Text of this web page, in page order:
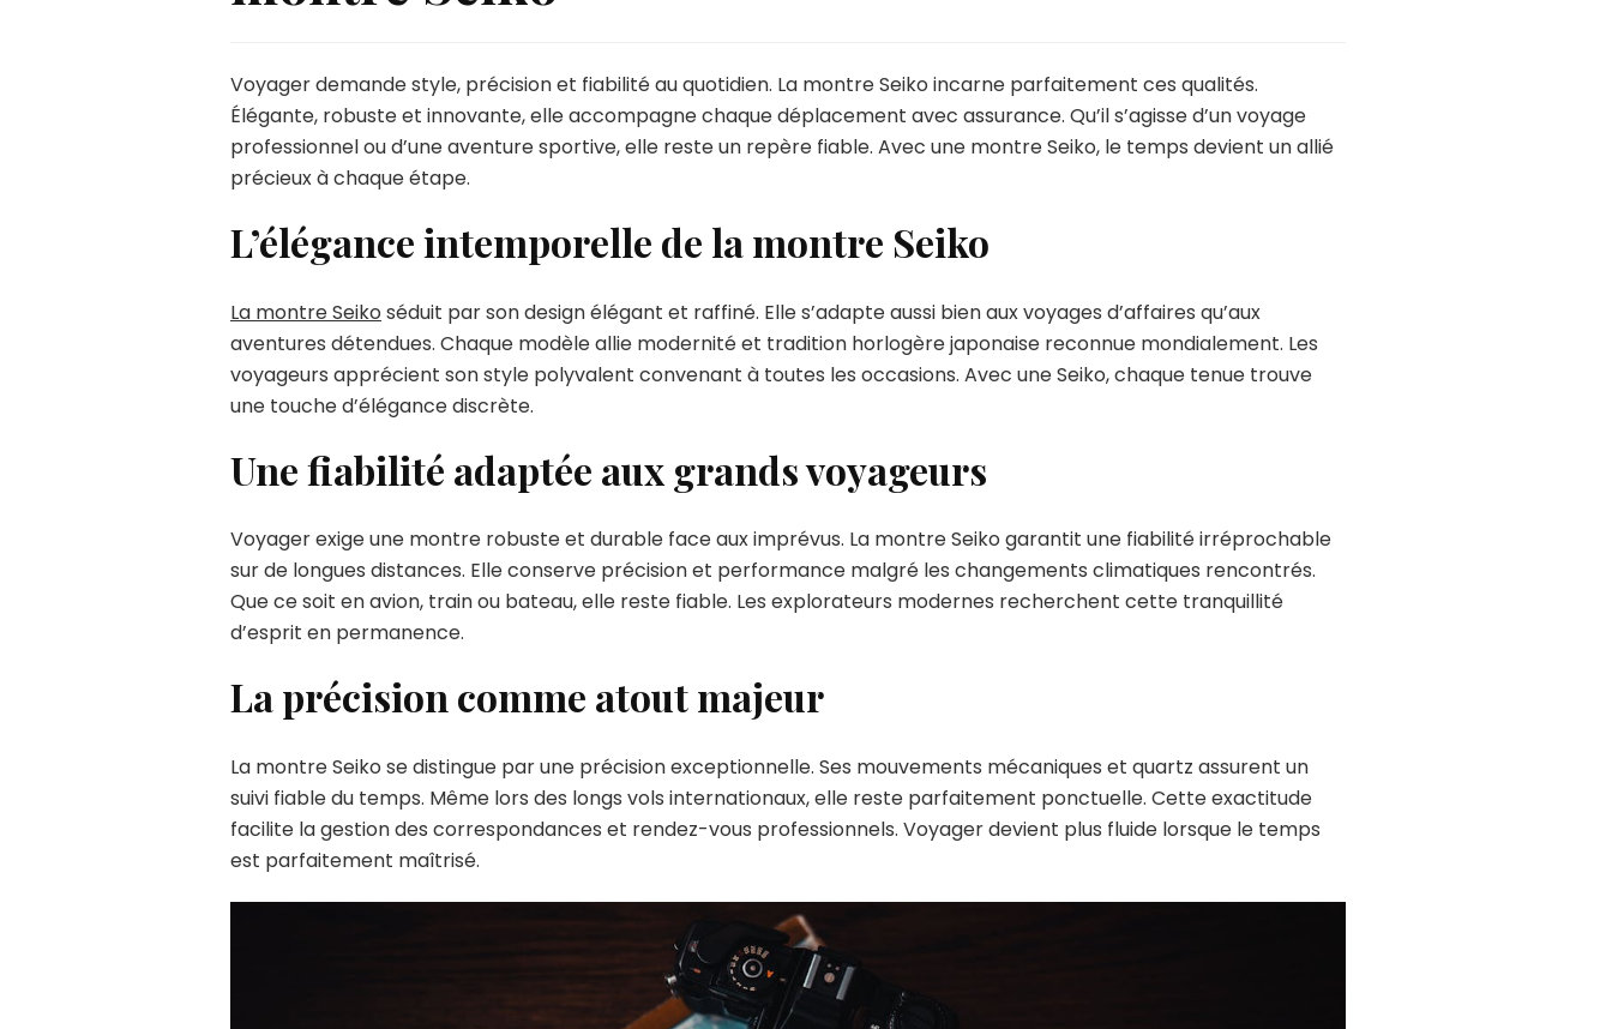
Voyager demande style, précision et fiabilité au quotidien. La montre Seiko incarne parfaitement ces qualités.
Élégante, robuste et innovante, elle accompagne chaque déplacement avec assurance. Qu’il s’agisse d’un voyage
professionnel ou d’une aventure sportive, elle reste un repère fiable. Avec une montre Seiko, le temps devient un allié
précieux à chaque étape.
L’élégance intemporelle de la montre Seiko
La montre Seiko séduit par son design élégant et raffiné. Elle s’adapte aussi bien aux voyages d’affaires qu’aux
aventures détendues. Chaque modèle allie modernité et tradition horlogère japonaise reconnue mondialement. Les
voyageurs apprécient son style polyvalent convenant à toutes les occasions. Avec une Seiko, chaque tenue trouve
une touche d’élégance discrète.
Une fiabilité adaptée aux grands voyageurs
Voyager exige une montre robuste et durable face aux imprévus. La montre Seiko garantit une fiabilité irréprochable
sur de longues distances. Elle conserve précision et performance malgré les changements climatiques rencontrés.
Que ce soit en avion, train ou bateau, elle reste fiable. Les explorateurs modernes recherchent cette tranquillité
d’esprit en permanence.
La précision comme atout majeur
La montre Seiko se distingue par une précision exceptionnelle. Ses mouvements mécaniques et quartz assurent un
suivi fiable du temps. Même lors des longs vols internationaux, elle reste parfaitement ponctuelle. Cette exactitude
facilite la gestion des correspondances et rendez-vous professionnels. Voyager devient plus fluide lorsque le temps
est parfaitement maîtrisé.